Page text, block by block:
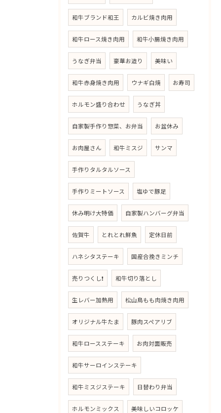
和牛ブランド和王 カルビ焼き肉用
和牛ロース焼き肉用 和牛小腸焼き肉用
うなぎ弁当 豪華お造り 美味い
和牛赤身焼き肉用 ウナギ白焼 お寿司
ホルモン盛り合わせ うなぎ丼
自家製手作り惣菜、お弁当 お盆休み
お肉屋さん 和牛ミスジ サンマ
手作りタルタルソース
手作りミートソース 塩ゆで豚足
休み明け大特価 自家製ハンバーグ弁当
佐賀牛 とれとれ鮮魚 定休日前
ハネシタステーキ 国産合挽きミンチ
売りつくし❗ 和牛切り落とし
生レバー加熱用 松山鳥もも肉焼き肉用
オリジナル牛たま 豚肉スペアリブ
和牛ロースステーキ お肉対面販売
和牛サーロインステーキ
和牛ミスジステーキ 日替わり弁当
ホルモンミックス 美味しいコロッケ